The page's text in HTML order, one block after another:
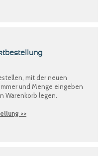
mit der neuen
und Menge eingeben
Warenkorb legen.
>>